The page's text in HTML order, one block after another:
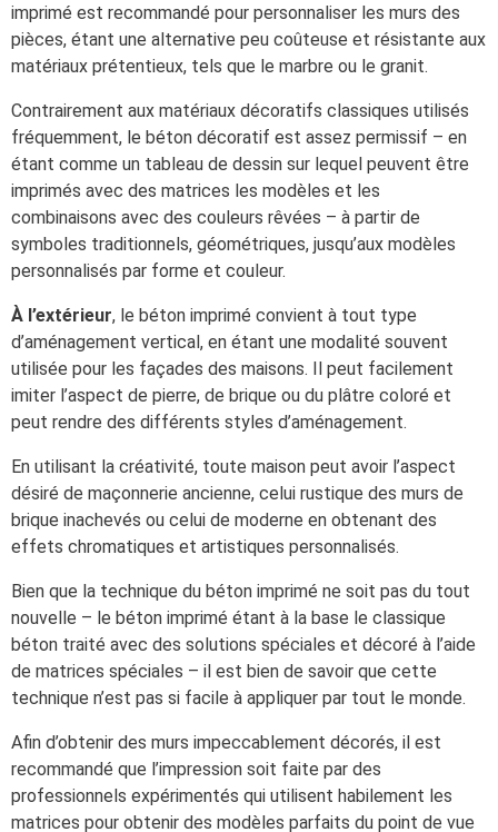
imprimé est recommandé pour personnaliser les murs des
pièces, étant une alternative peu coûteuse et résistante aux
matériaux prétentieux, tels que le marbre ou le granit.
Contrairement aux matériaux décoratifs classiques utilisés
fréquemment, le béton décoratif est assez permissif – en
étant comme un tableau de dessin sur lequel peuvent être
imprimés avec des matrices les modèles et les
combinaisons avec des couleurs rêvées – à partir de
symboles traditionnels, géométriques, jusqu’aux modèles
personnalisés par forme et couleur.
À l’extérieur, le béton imprimé convient à tout type
d’aménagement vertical, en étant une modalité souvent
utilisée pour les façades des maisons. Il peut facilement
imiter l’aspect de pierre, de brique ou du plâtre coloré et
peut rendre des différents styles d’aménagement.
En utilisant la créativité, toute maison peut avoir l’aspect
désiré de maçonnerie ancienne, celui rustique des murs de
brique inachevés ou celui de moderne en obtenant des
effets chromatiques et artistiques personnalisés.
Bien que la technique du béton imprimé ne soit pas du tout
nouvelle – le béton imprimé étant à la base le classique
béton traité avec des solutions spéciales et décoré à l’aide
de matrices spéciales – il est bien de savoir que cette
technique n’est pas si facile à appliquer par tout le monde.
Afin d’obtenir des murs impeccablement décorés, il est
recommandé que l’impression soit faite par des
professionnels expérimentés qui utilisent habilement les
matrices pour obtenir des modèles parfaits du point de vue